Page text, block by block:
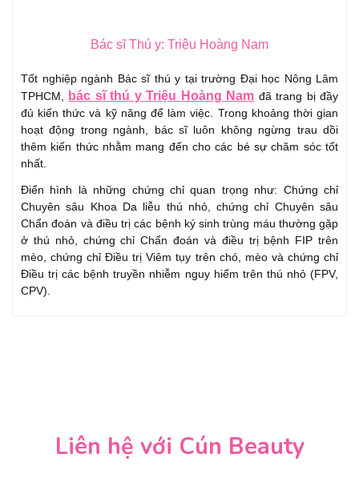
Bác sĩ Thú y: Triệu Hoàng Nam
Tốt nghiệp ngành Bác sĩ thú y tại trường Đại học Nông Lâm
TPHCM,
bác sĩ thú y Triệu Hoàng Nam đã trang bị đầy
đủ kiến thức và kỹ năng để làm việc. Trong khoảng thời gian
hoạt động trong ngành, bác sĩ luôn không ngừng trau dồi
thêm kiến thức nhằm mang đến cho các bé sự chăm sóc tốt
nhất.
Điển hình là những chứng chỉ quan trọng như: Chứng chỉ
Chuyên sâu Khoa Da liễu thú nhỏ, chứng chỉ Chuyên sâu
Chẩn đoán và điều trị các bệnh ký sinh trùng máu thường gặp
ở thú nhỏ, chứng chỉ Chẩn đoán và điều trị bệnh FIP trên
mèo, chứng chỉ Điều trị Viêm tụy trên chó, mèo và chứng chỉ
Điều trị các bệnh truyền nhiễm nguy hiểm trên thú nhỏ (FPV,
CPV).
Liên hệ với Cún Beauty